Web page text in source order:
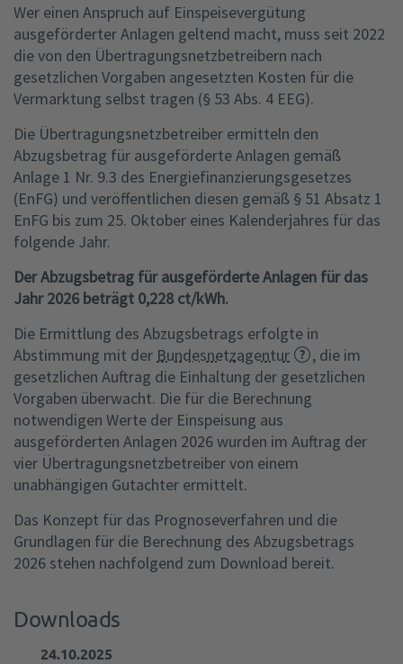
Wer einen Anspruch auf Einspeisevergütung
ausgeförderter Anlagen geltend macht, muss seit 2022
die von den Übertragungsnetzbetreibern nach
gesetzlichen Vorgaben angesetzten Kosten für die
Vermarktung selbst tragen (§ 53 Abs. 4 EEG).
Die Übertragungsnetzbetreiber ermitteln den
Abzugsbetrag für ausgeförderte Anlagen gemäß
Anlage 1 Nr. 9.3 des Energiefinanzierungsgesetzes
(EnFG) und veröffentlichen diesen gemäß § 51 Absatz 1
EnFG bis zum 25. Oktober eines Kalenderjahres für das
folgende Jahr.
Der Abzugsbetrag für ausgeförderte Anlagen für das
Jahr 2026 beträgt 0,228 ct/kWh.
Die Ermittlung des Abzugsbetrags erfolgte in
Abstimmung mit der Bundesnetzagentur
, die im
gesetzlichen Auftrag die Einhaltung der gesetzlichen
Vorgaben überwacht. Die für die Berechnung
notwendigen Werte der Einspeisung aus
ausgeförderten Anlagen 2026 wurden im Auftrag der
vier Übertragungsnetzbetreiber von einem
unabhängigen Gutachter ermittelt.
Das Konzept für das Prognoseverfahren und die
Grundlagen für die Berechnung des Abzugsbetrags
2026 stehen nachfolgend zum Download bereit.
Downloads
24.10.2025